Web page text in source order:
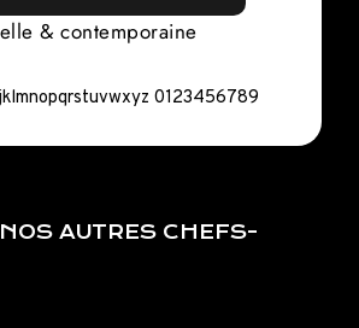
& contemporaine
0123456789
AUTRES CHEFS-